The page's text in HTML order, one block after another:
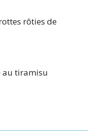
rôties de
au tiramisu